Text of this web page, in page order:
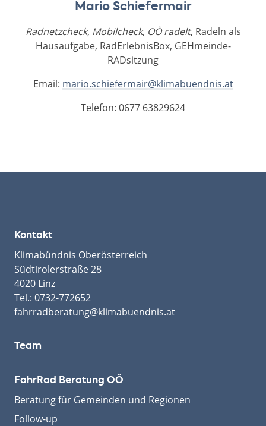
Mario Schiefermair
Radnetzcheck, Mobilcheck, OÖ radelt, Radeln als
Hausaufgabe, RadErlebnisBox, GEHmeinde­
RADsitzung
Email: mario.schiefermair@klimabuendnis.at
Telefon: 0677 63829624
Kontakt
Klimabündnis Oberösterreich
Südtirolerstraße 28
4020 Linz
Tel.: 0732-772652
fahrradberatung@klimabuendnis.at
Team
FahrRad Beratung OÖ
Beratung für Gemeinden und Regionen
Follow-up